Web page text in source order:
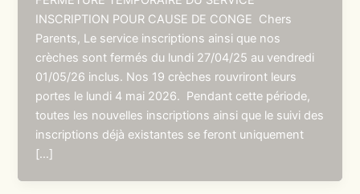
INSCRIPTION POUR CAUSE DE CONGE Chers
Parents, Le service inscriptions ainsi que nos
crèches sont fermés du lundi 27/04/25 au vendredi
01/05/26 inclus. Nos 19 crèches rouvriront leurs
portes le lundi 4 mai 2026. Pendant cette période,
toutes les nouvelles inscriptions ainsi que le suivi des
inscriptions déjà existantes se feront uniquement
[…]